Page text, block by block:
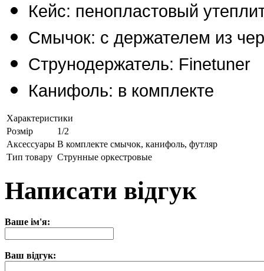
Кейс: пенопластовый
Смычок: с держателем из
Струнодержатель: Finetuner
Канифоль: в комплекте
Характеристики
Розмір
1/2
Аксессуары В комплекте смычок, канифоль, футляр
Тип товару Струнные оркестровые
Написати відгук
Ваше ім'я:
Ваш відгук: